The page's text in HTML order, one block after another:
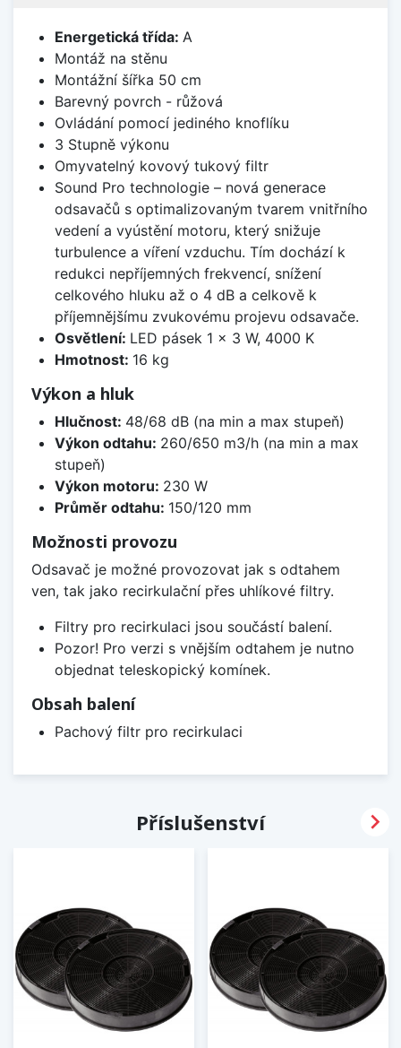
Energetická třída: A
Montáž na stěnu
Montážní šířka 50 cm
Barevný povrch - růžová
Ovládání pomocí jediného knoflíku
3 Stupně výkonu
Omyvatelný kovový tukový filtr
Sound Pro technologie – nová generace
odsavačů s optimalizovaným tvarem vnitřního
vedení a vyústění motoru, který snižuje
turbulence a víření vzduchu. Tím dochází k
redukci nepříjemných frekvencí, snížení
celkového hluku až o 4 dB a celkově k
příjemnějšímu zvukovému projevu odsavače.
Osvětlení: LED pásek 1 × 3 W, 4000 K
Hmotnost: 16 kg
Výkon a hluk
Hlučnost: 48/68 dB (na min a max stupeň)
Výkon odtahu: 260/650 m3/h (na min a max
stupeň)
Výkon motoru: 230 W
Průměr odtahu: 150/120 mm
Možnosti provozu
Odsavač je možné provozovat jak s odtahem
ven, tak jako recirkulační přes uhlíkové filtry.
Filtry pro recirkulaci jsou součástí balení.
Pozor! Pro verzi s vnějším odtahem je nutno
objednat teleskopický komínek.
Obsah balení
Pachový filtr pro recirkulaci
Příslušenství 